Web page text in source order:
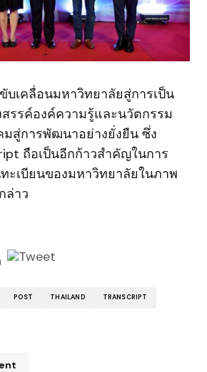
บเคลื่อนมหาวิทยาลัยสู่การเป็น
รรค์องค์ความรู้และนวัตกรรม
มสู่การพัฒนาอย่างยั่งยืน ซึ่ง
ถือเป็นอีกก้าวสำคัญในการ
ะเบียนของมหาวิทยาลัยในภาพ
ล่าว
POST THAILAND TRANSCRIPT